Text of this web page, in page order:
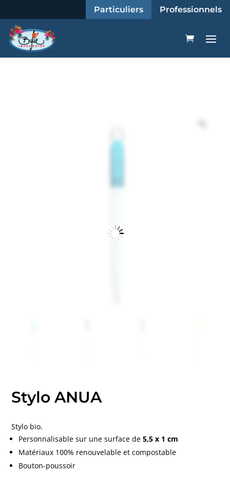
Professionnels
Particuliers
Stylo ANUA
Stylo bio.
Personnalisable sur une surface de5,5 x 1 cm
Matériaux 100% renouvelable et compostable
Bouton-poussoir